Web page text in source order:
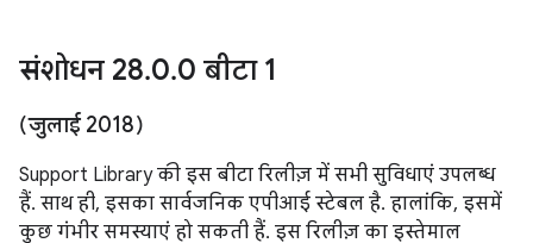
संशोधन 28.0.0 बीटा 1
(जुलाई 2018)
Support Library की इस बीटा रिलीज़ में सभी सुविधाएं उपलब्ध
हैं. साथ ही, इसका सार्वजनिक एपीआई स्टेबल है. हालांकि, इसमें
कुछ गंभीर समस्याएं हो सकती हैं. इस रिलीज़ का इस्तेमाल